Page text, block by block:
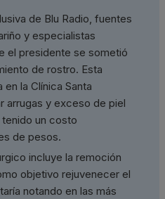
de Blu Radio, fuentes
y especialistas
el presidente se sometió
de rostro. Esta
la Clínica Santa
arrugas y exceso de piel
un costo
de pesos.
incluye la remoción
objetivo rejuvenecer el
notando en las más